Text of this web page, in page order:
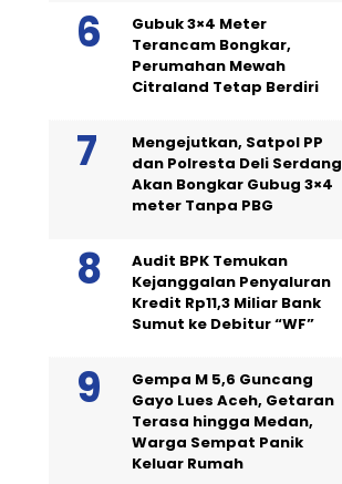
Gubuk 3×4 Meter
Terancam Bongkar,
Perumahan Mewah
Citraland Tetap Berdiri
Mengejutkan, Satpol PP
dan Polresta Deli Serdang
Akan Bongkar Gubug 3×4
meter Tanpa PBG
Audit BPK Temukan
Kejanggalan Penyaluran
Kredit Rp11,3 Miliar Bank
Sumut ke Debitur “WF”
Gempa M 5,6 Guncang
Gayo Lues Aceh, Getaran
Terasa hingga Medan,
Warga Sempat Panik
Keluar Rumah